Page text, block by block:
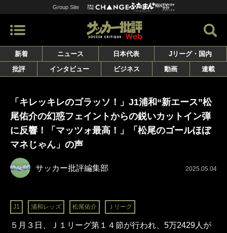
Group Site
新着 ニュース 日本代表
Jリーグ・国内
批評
インタビュー ビジネス 動画 連載
「キレッキレのゴラッソ！」J1浦和“新エース”松
尾佑介の幻惑フェイントからの鋭いカットイン弾
に反響！「マッツォ最高！」「松尾のゴールほぼ
マネじゃん」の声
サッカー批評編集部 2025.05.04
J1 浦和レッズ 松尾佑介 Ｊリーグ
５月３日、Ｊ１リーグ第１４節が行われ、5万2429人が